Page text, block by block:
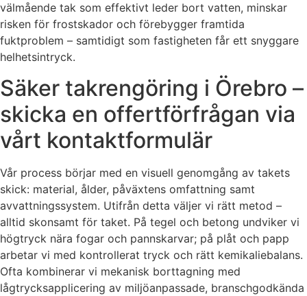
välmående tak som effektivt leder bort vatten, minskar
risken för frostskador och förebygger framtida
fuktproblem – samtidigt som fastigheten får ett snyggare
helhetsintryck.
Säker takrengöring i Örebro –
skicka en offertförfrågan via
vårt kontaktformulär
Vår process börjar med en visuell genomgång av takets
skick: material, ålder, påväxtens omfattning samt
avvattningssystem. Utifrån detta väljer vi rätt metod –
alltid skonsamt för taket. På tegel och betong undviker vi
högtryck nära fogar och pannskarvar; på plåt och papp
arbetar vi med kontrollerat tryck och rätt kemikaliebalans.
Ofta kombinerar vi mekanisk borttagning med
lågtrycksapplicering av miljöanpassade, branschgodkända